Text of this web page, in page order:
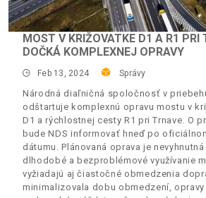
MOST V KRIŽOVATKE D1 A R1 PRI
DOČKÁ KOMPLEXNEJ OPRAVY
Feb 13, 2024 Správy
Národná diaľničná spoločnosť v
odštartuje komplexnú opravu mostu v
D1 a rýchlostnej cesty R1 pri Trnave. O
bude NDS informovať hneď po
dátumu. Plánovaná oprava je
dlhodobé a bezproblémové využívanie
vyžiadajú aj čiastočné obmedzenia
minimalizovala dobu obmedzení,